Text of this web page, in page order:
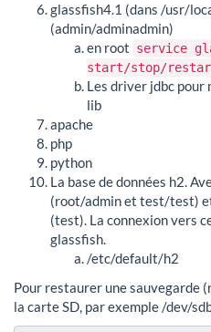
glassfish4.1 (dans /usr/
(admin/adminadmin)
en root service
start/stop/
Les driver jdbc pour
lib
apache
php
python
La base de données h2.
(root/admin et test/test)
(test). La connexion vers
glassfish.
/etc/default/h2
Pour restaurer une sauvegarde
la carte SD, par exemple /dev/